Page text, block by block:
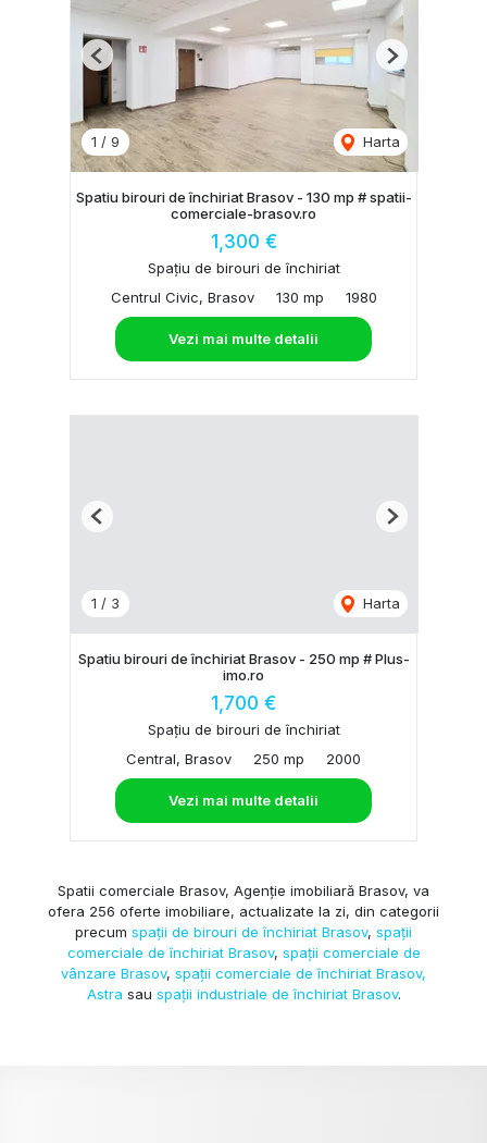
1 / 9 Harta
Previous Next
Spatiu birouri de închiriat Brasov - 130 mp # spatii-
comerciale-brasov.ro
1,300 €
Spațiu de birouri de închiriat
Centrul Civic, Brasov
130 mp 1980
Vezi mai multe detalii
1 / 3 Harta
Previous Next
Spatiu birouri de închiriat Brasov - 250 mp # Plus-
imo.ro
1,700 €
Spațiu de birouri de închiriat
Central, Brasov
250 mp 2000
Vezi mai multe detalii
Spatii comerciale Brasov, Agenție imobiliară Brasov, va
ofera 256 oferte imobiliare, actualizate la zi, din categorii
precum spații de birouri de închiriat Brasov, spații
comerciale de închiriat Brasov, spații comerciale de
vânzare Brasov, spații comerciale de închiriat Brasov,
Astra sau spații industriale de închiriat Brasov.